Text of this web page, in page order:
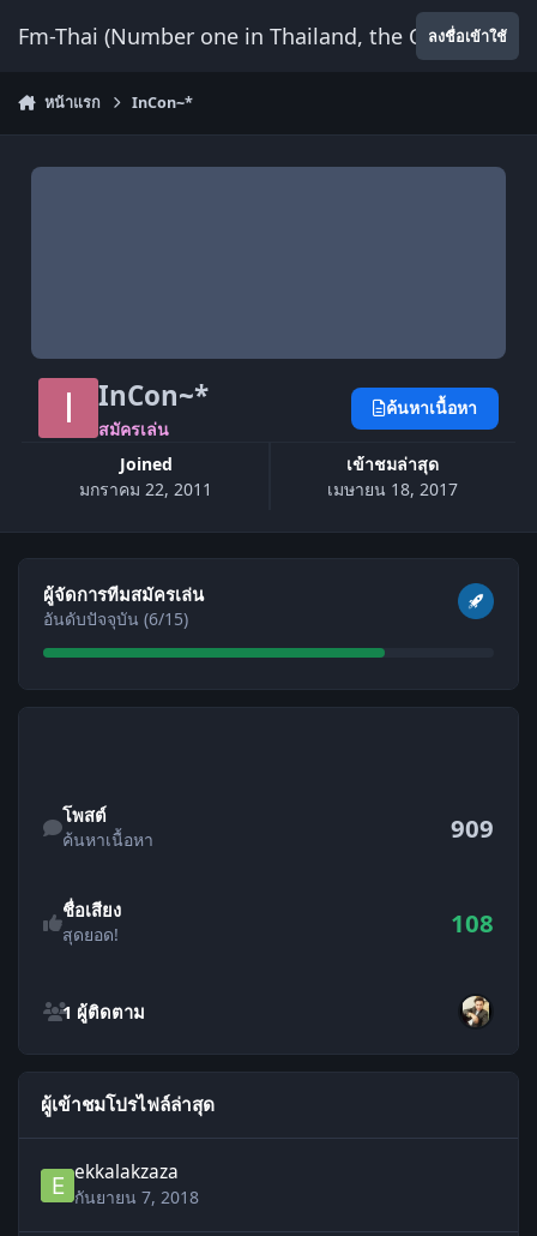
Fm-Thai (Number one in Thailand, the Onlyลงชื่อเข้าใช้
หน้าแรก InCon~*
InCon~*
สมัครเล่น
Joined
มกราคม 22, 2011
เข้าชมล่าสุด
เมษายน 18, 2017
ค้นหาเนื้อหา
ดูทั้งหมด
ผู้จัดการทีมสมัครเล่น
อันดับปัจจุบัน (6/15)
โพสต์
ค้นหาเนื้อหา 909
ชื่อเสียง
สุดยอด! 108
1 ผู้ติดตาม
ผู้เข้าชมโปรไฟล์ล่าสุด
ekkalakzaza
กันยายน 7, 2018